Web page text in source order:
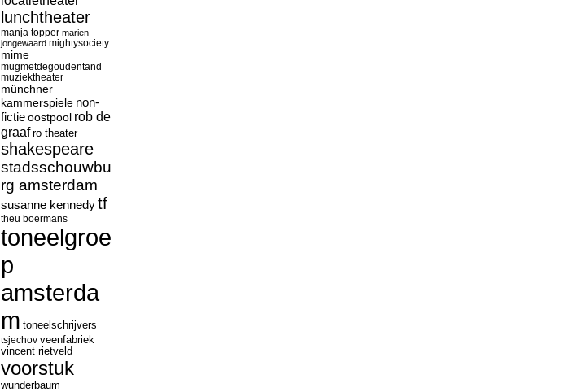
lunchtheater
manja topper marien
jongewaard mightysociety
mime
mugmetdegoudentand
muziektheater
münchner
kammerspiele non-
fictieoostpool rob de
graaf ro theater
shakespeare
stadsschouwbu
rg amsterdam
susanne kennedytf
theu boermans
toneelgroe
p
amsterda
m toneelschrijvers
tsjechov veenfabriek
vincent rietveld
voorstuk
wunderbaum